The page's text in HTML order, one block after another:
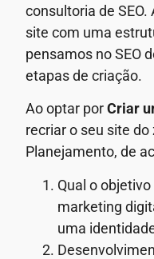
consultoria de
site com uma
pensamos no SEO
etapas de criação.
Ao optar porCriar
recriar o seu site
Planejamento, de
Qual o
marketing
uma